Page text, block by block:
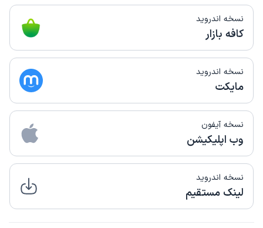
نسخه اندروید
کافه بازار
نسخه اندروید
مایکت
نسخه آیفون
وب اپلیکیشن
نسخه اندروید
لینک مستقیم